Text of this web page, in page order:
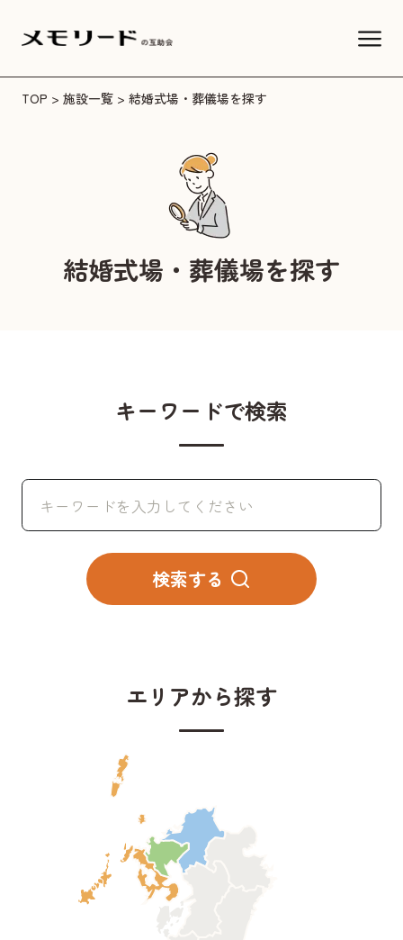
TOP > 施設一覧 > 結婚式場・葬儀場を探す
結婚式場・葬儀場を探す
キーワードで検索
検
索:
検索する
エリアから探す